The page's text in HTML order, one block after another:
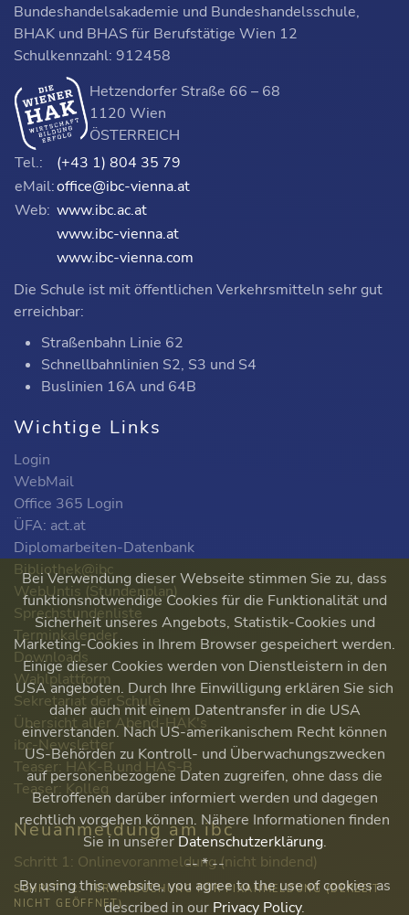
Bundeshandelsakademie und Bundeshandelsschule,
BHAK und BHAS für Berufstätige Wien 12
Schulkennzahl: 912458
Hetzendorfer Straße 66 – 68
1120 Wien
ÖSTERREICH
Tel.:
(+43 1) 804 35 79
eMail:office@ibc-vienna.at
Web: www.ibc.ac.at
www.ibc-vienna.at
www.ibc-vienna.com
Die Schule ist mit öffentlichen Verkehrsmitteln sehr gut
erreichbar:
Straßenbahn Linie 62
Schnellbahnlinien S2, S3 und S4
Buslinien 16A und 64B
Wichtige Links
Login
WebMail
Office 365 Login
ÜFA: act.at
Diplomarbeiten-Datenbank
Bibliothek@ibc
WebUntis (Stundenplan)
Sprechstundenliste
Terminkalender
Downloads
Wahlplattform
Sekretariat der Schule
Übersicht aller Abend-HAK's
ibc-Newsletter
Teaser: HAK-B und HAS-B
Teaser: Kolleg
Neuanmeldung am ibc
Schritt 1: Onlinevoranmeldung (nicht bindend)
SCHRITT 2: TERMINBUCHUNG FÜR FIXANMELDUNG (DERZEIT
NICHT GEÖFFNET)
Bei Verwendung dieser Webseite stimmen Sie zu, dass
funktionsnotwendige Cookies für die Funktionalität und
Sicherheit unseres Angebots, Statistik-Cookies und
Marketing-Cookies in Ihrem Browser gespeichert werden.
Einige dieser Cookies werden von Dienstleistern in den
USA angeboten. Durch Ihre Einwilligung erklären Sie sich
daher auch mit einem Datentransfer in die USA
einverstanden. Nach US-amerikanischem Recht können
US-Behörden zu Kontroll- und Überwachungszwecken
auf personenbezogene Daten zugreifen, ohne dass die
Betroffenen darüber informiert werden und dagegen
rechtlich vorgehen können. Nähere Informationen finden
Sie in unsererDatenschutzerklärung.
-- * --
By using this website, you agree to the use of cookies as
described in our Privacy Policy.